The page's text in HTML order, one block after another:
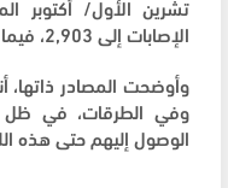
الإصابات إلى 2,903، فيما جرى انتشال 781 جثمانا.
وأوضحت المصادر ذاتها،
وفي الطرقات، في ظل
الوصول إليهم حتى هذه